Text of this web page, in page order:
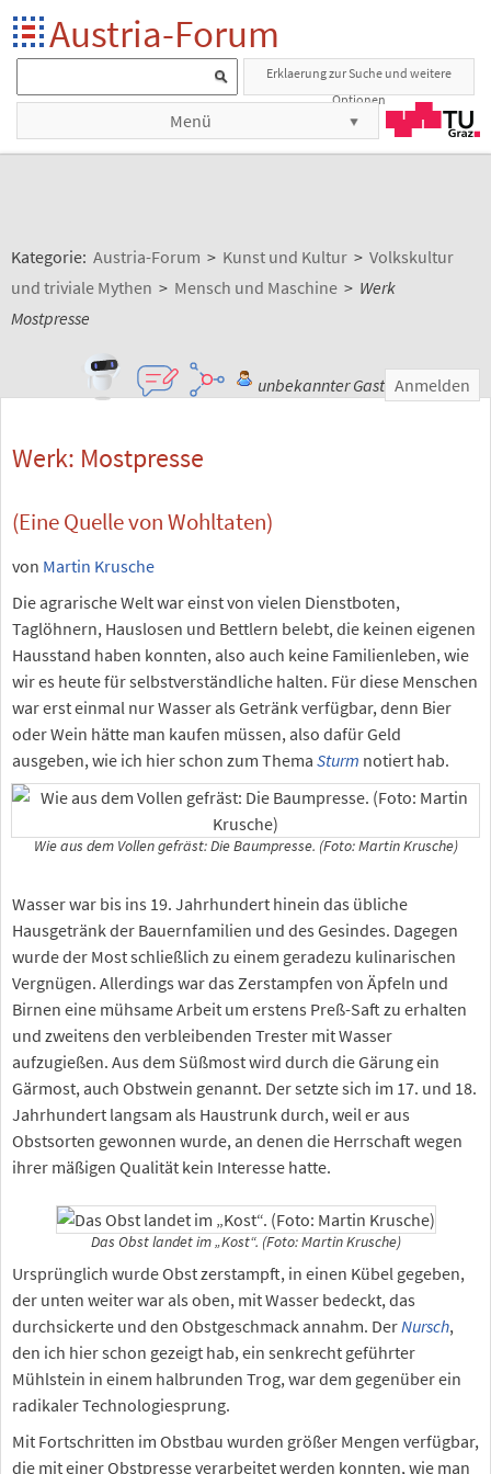
Austria-Forum
Erklaerung zur Suche und weitere
Optionen
Menü
Kategorie: Austria-Forum > Kunst und Kultur > Volkskultur
und triviale Mythen > Mensch und Maschine > Werk
Mostpresse
unbekannter Gast Anmelden
Werk: Mostpresse
(Eine Quelle von Wohltaten)
von Martin Krusche
Die agrarische Welt war einst von vielen Dienstboten,
Taglöhnern, Hauslosen und Bettlern belebt, die keinen eigenen
Hausstand haben konnten, also auch keine Familienleben, wie
wir es heute für selbstverständliche halten. Für diese Menschen
war erst einmal nur Wasser als Getränk verfügbar, denn Bier
oder Wein hätte man kaufen müssen, also dafür Geld
ausgeben, wie ich hier schon zum Thema Sturm notiert hab.
Wie aus dem Vollen gefräst: Die Baumpresse. (Foto: Martin Krusche)
Wasser war bis ins 19. Jahrhundert hinein das übliche
Hausgetränk der Bauernfamilien und des Gesindes. Dagegen
wurde der Most schließlich zu einem geradezu kulinarischen
Vergnügen. Allerdings war das Zerstampfen von Äpfeln und
Birnen eine mühsame Arbeit um erstens Preß-Saft zu erhalten
und zweitens den verbleibenden Trester mit Wasser
aufzugießen. Aus dem Süßmost wird durch die Gärung ein
Gärmost, auch Obstwein genannt. Der setzte sich im 17. und 18.
Jahrhundert langsam als Haustrunk durch, weil er aus
Obstsorten gewonnen wurde, an denen die Herrschaft wegen
ihrer mäßigen Qualität kein Interesse hatte.
Das Obst landet im „Kost“. (Foto: Martin Krusche)
Ursprünglich wurde Obst zerstampft, in einen Kübel gegeben,
der unten weiter war als oben, mit Wasser bedeckt, das
durchsickerte und den Obstgeschmack annahm. DerNursch,
den ich hier schon gezeigt hab, ein senkrecht geführter
Mühlstein in einem halbrunden Trog, war dem gegenüber ein
radikaler Technologiesprung.
Mit Fortschritten im Obstbau wurden größer Mengen verfügbar,
die mit einer Obstpresse verarbeitet werden konnten, wie man